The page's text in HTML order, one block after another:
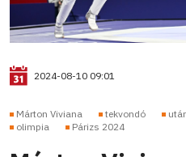
2024-08-10 09:01
Márton Viviana tekvondó
olimpia
Párizs 2024